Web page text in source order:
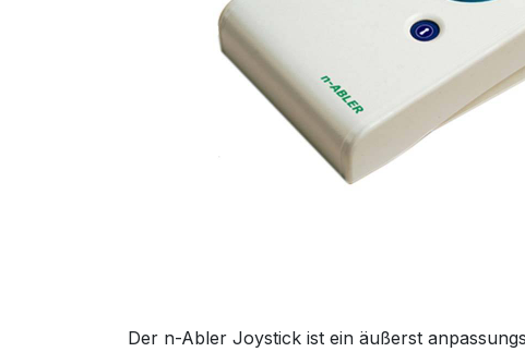
Der n-Abler Joystick ist ein äußerst